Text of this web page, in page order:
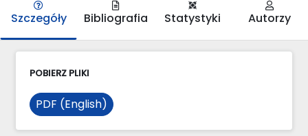
Szczegóły Bibliografia Statystyki Autorzy
POBIERZ PLIKI
PDF (English)